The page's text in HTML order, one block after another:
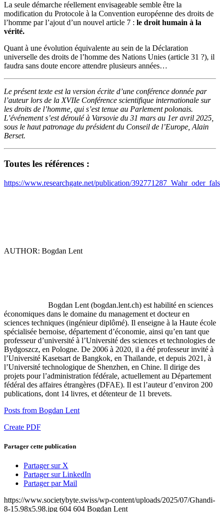
La seule démarche réellement envisageable semble être la
modification du Protocole à la Convention européenne des droits de
l’homme par l’ajout d’un nouvel article 7 : le droit humain à la
vérité.
Quant à une évolution équivalente au sein de la Déclaration
universelle des droits de l’homme des Nations Unies (article 31 ?), il
faudra sans doute encore attendre plusieurs années…
Le présent texte est la version écrite d’une conférence donnée par
l’auteur lors de la XVIIe Conférence scientifique internationale sur
les droits de l’homme, qui s’esttenue au Parlement polonais.
L’événement s’est déroulé à Varsovie du 31 mars au 1er avril 2025,
sous le haut patronage du président du Conseil de l’Europe, Alain
Berset.
Toutes les références :
https://www.researchgate.net/publication/
AUTHOR: Bogdan Lent
Bogdan Lent (bogdan.lent.ch) est habilité en sciences
économiques dans le domaine du management et docteur en
sciences techniques (ingénieur diplômé). Il enseigne à la Haute école
spécialisée bernoise, département d’économie, ainsi qu’en tant que
professeur d’université à l’Université des sciences et technologies de
Bydgoszcz, en Pologne. De 2006 à 2020, il a été professeur invité à
l’Université Kasetsart de Bangkok, en Thaïlande, et depuis 2021, à
l’Université technologique de Shenzhen, en Chine. Il dirige des
projets pour l’administration fédérale, actuellement au Département
fédéral des affaires étrangères (DFAE). Il est l’auteur d’environ 200
publications, dont 14 livres, et détenteur de 11 brevets.
Posts from Bogdan Lent
Create PDF
Partager cette publication
Partager sur X
Partager sur LinkedIn
Partager par Mail
https://www.societybyte.swiss/wp-content/uploads/2025/07/Ghandi-
8-15.98x5.98.jpg 604 604 Bogdan Lent